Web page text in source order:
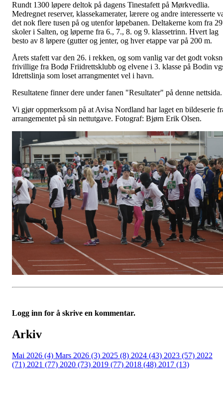
Rundt 1300 løpere deltok på dagens Tinestafett på Mørkvedlia.
Medregnet reserver, klassekamerater, lærere og andre interesserte
det nok flere tusen på og utenfor løpebanen. Deltakerne kom fra 29
skoler i Salten, og løperne fra 6., 7., 8. og 9. klassetrinn. Hvert lag
besto av 8 løpere (gutter og jenter, og hver etappe var på 200 m.
Årets stafett var den 26. i rekken, og som vanlig var det godt
frivillige fra Bodø Friidrettsklubb og elvene i 3. klasse på Bodin
Idrettslinja som loset arrangmentet vel i havn.
Resultatene finner dere under fanen "Resultater" på denne nettsida.
Vi gjør oppmerksom på at Avisa Nordland har laget en bildeserie
arrangementet på sin nettutgave. Fotograf: Bjørn Erik Olsen.
Logg inn for å skrive en kommentar.
Arkiv
Mai 2026 (4) Mars 2026 (3) 2025 (8) 2024 (43) 2023 (57) 2022
(71) 2021 (77) 2020 (73) 2019 (77) 2018 (48) 2017 (13)